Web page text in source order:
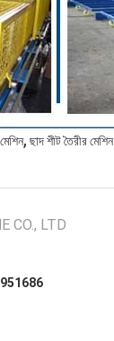
, ছাদ শীট তৈরীর মেশিন
CO., LTD